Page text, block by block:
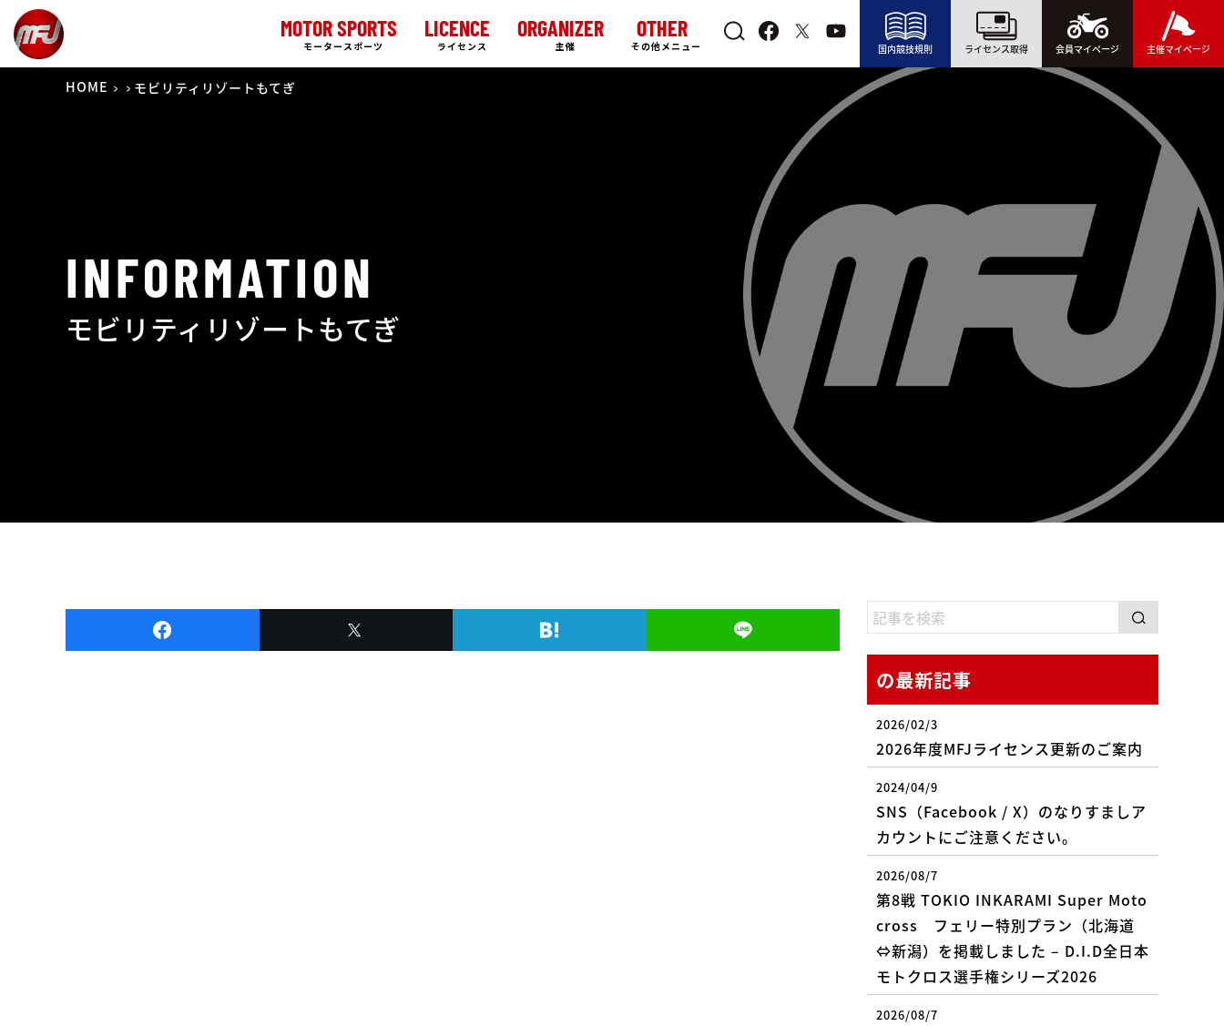
MOTOR SPORTS
モータースポーツ
LICENCE
ライセンス
ORGANIZER
主催
OTHER
その他メニュー 国内競技規則 ライセンス取得 会員マイページ 主催マイページ
HOME モビリティリゾートもてぎ
INFORMATION
モビリティリゾートもてぎ
の最新記事
2026/02/3
2026年度MFJライセンス更新のご案内
2024/04/9
SNS（Facebook / X）のなりすましア
カウントにご注意ください。
2026/08/7
第8戦 TOKIO INKARAMI Super Moto
cross フェリー特別プラン（北海道
⇔新潟）を掲載しました – D.I.D全日本
モトクロス選手権シリーズ2026
2026/08/7